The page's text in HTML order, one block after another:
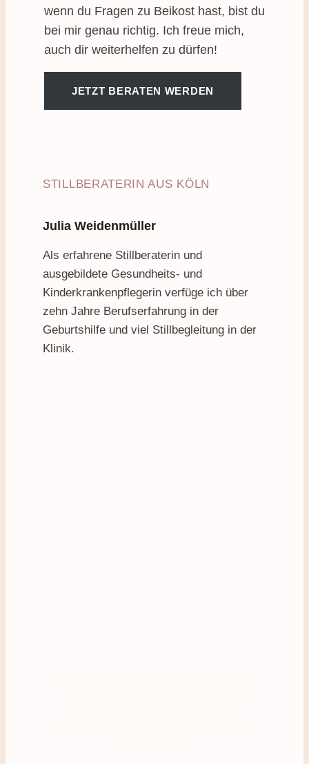
wenn du Fragen zu Beikost hast, bist du
bei mir genau richtig. Ich freue mich,
auch dir weiterhelfen zu dürfen!
JETZT BERATEN WERDEN
STILLBERATERIN AUS KÖLN
Julia Weidenmüller
Als erfahrene Stillberaterin und
ausgebildete Gesundheits- und
Kinderkrankenpflegerin verfüge ich über
zehn Jahre Berufserfahrung in der
Geburtshilfe und viel Stillbegleitung in der
Klinik.